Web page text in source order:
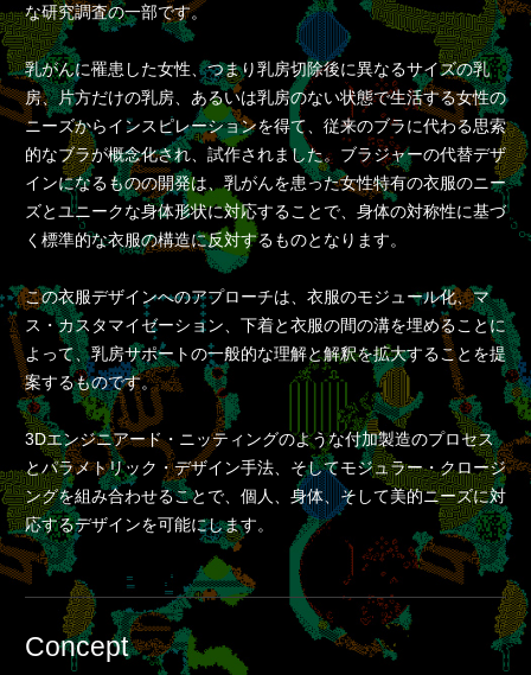
な研究調査の一部です。
乳がんに罹患した女性、つまり乳房切除後に異なるサイズの乳
房、片方だけの乳房、あるいは乳房のない状態で生活する女性の
ニーズからインスピレーションを得て、従来のブラに代わる思索
的なブラが概念化され、試作されました。ブラジャーの代替デザ
インになるものの開発は、乳がんを患った女性特有の衣服のニー
ズとユニークな身体形状に対応することで、身体の対称性に基づ
く標準的な衣服の構造に反対するものとなります。
この衣服デザインへのアプローチは、衣服のモジュール化、マ
ス・カスタマイゼーション、下着と衣服の間の溝を埋めることに
よって、乳房サポートの一般的な理解と解釈を拡大することを提
案するものです。
3Dエンジニアード・ニッティングのような付加製造のプロセス
とパラメトリック・デザイン手法、そしてモジュラー・クロージ
ングを組み合わせることで、個人、身体、そして美的ニーズに対
応するデザインを可能にします。
Concept